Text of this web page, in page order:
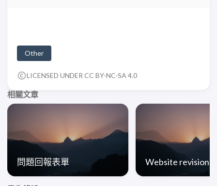
Other
LICENSED UNDER CC BY-NC-SA 4.0
相關文章
問題回報表單 Website revision